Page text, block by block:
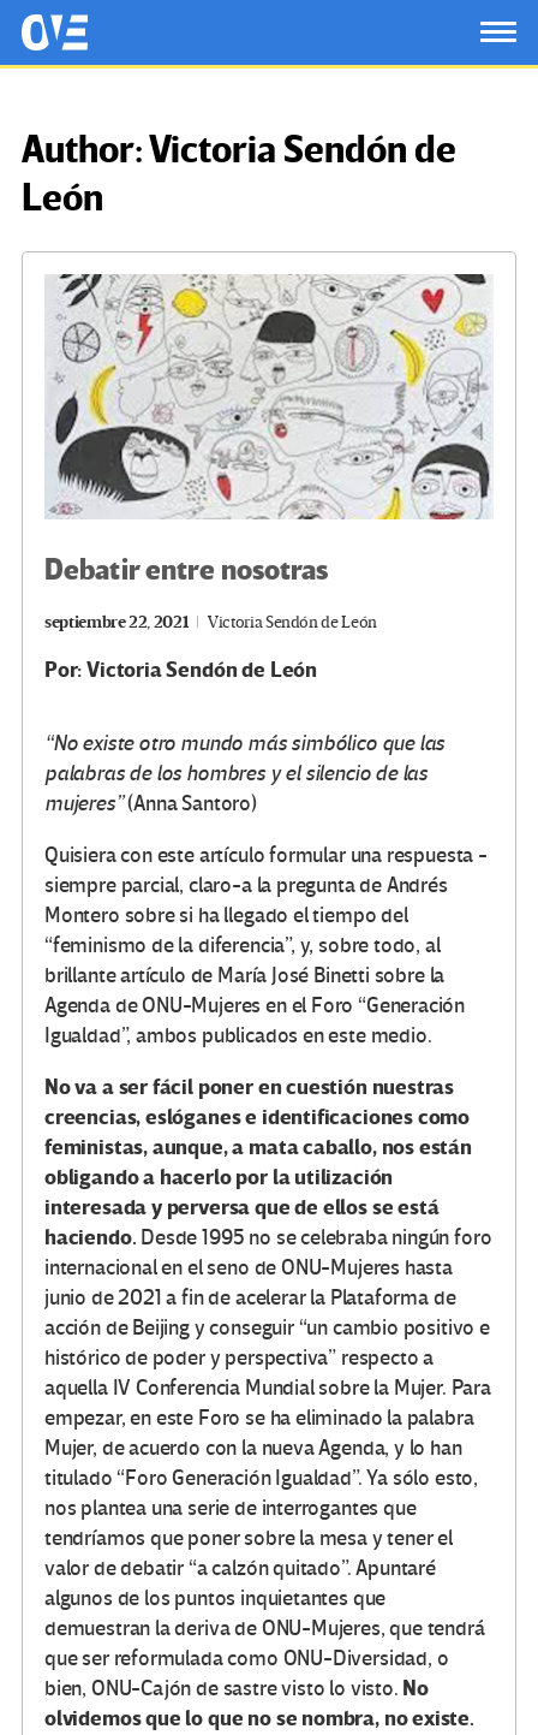
Saltar al contenido principal
OtrasVocesenEducacion.org
Author:Victoria Sendón de
León
Debatir entre nosotras
septiembre 22, 2021 Victoria Sendón de León
Por:Victoria Sendón de León
“No existe otro mundo más simbólico que las
palabras de los hombres y el silencio de las
mujeres”(Anna Santoro)
Quisiera con este artículo formular una respuesta -
siempre parcial, claro-a la pregunta de Andrés
Montero sobre si ha llegado el tiempo del
“feminismo de la diferencia”, y, sobre todo, al
brillante artículo de María José Binetti sobre la
Agenda de ONU-Mujeres en el Foro “Generación
Igualdad”, ambos publicados en este medio.
No va a ser fácil poner en cuestión nuestras
creencias, eslóganes e identificaciones como
feministas, aunque, a mata caballo, nos están
obligando a hacerlo por la utilización
interesada y perversa que de ellos se está
haciendo. Desde 1995 no se celebraba ningún foro
internacional en el seno de ONU-Mujeres hasta
junio de 2021 a fin de acelerar la Plataforma de
acción de Beijing y conseguir “un cambio positivo e
histórico de poder y perspectiva” respecto a
aquella IV Conferencia Mundial sobre la Mujer. Para
empezar, en este Foro se ha eliminado la palabra
Mujer, de acuerdo con la nueva Agenda, y lo han
titulado “Foro Generación Igualdad”. Ya sólo esto,
nos plantea una serie de interrogantes que
tendríamos que poner sobre la mesa y tener el
valor de debatir “a calzón quitado”. Apuntaré
algunos de los puntos inquietantes que
demuestran la deriva de ONU-Mujeres, que tendrá
que ser reformulada como ONU-Diversidad, o
bien, ONU-Cajón de sastre visto lo visto. No
olvidemos que lo que no se nombra, no existe.